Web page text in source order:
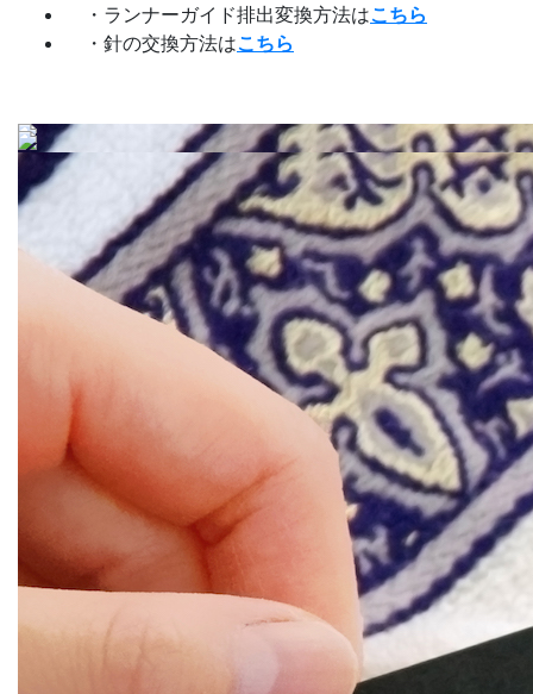
・ランナーガイド排出変換方法はこちら
・針の交換方法はこちら